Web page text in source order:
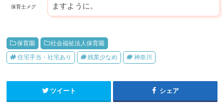
保育士メグ
ますように。
保育園 社会福祉法人保育園
住宅手当・社宅あり 残業少なめ 神奈川
ツイート シェア